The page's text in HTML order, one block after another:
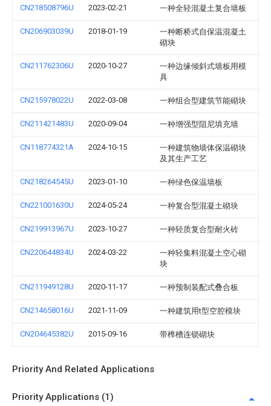
CN218508796U 2023-02-21 一种全轻混凝土复合墙板
CN206903039U 2018-01-19
一种断桥式自保温混凝土
砌块
CN211762306U 2020-10-27
一种边缘倾斜式墙板用模
具
CN215978022U 2022-03-08 一种组合型建筑节能砌块
CN211421483U 2020-09-04 一种增强型阻尼填充墙
CN118774321A 2024-10-15
一种建筑物墙体保温砌块
及其生产工艺
CN218264545U 2023-01-10 一种绿色保温墙板
CN221001630U 2024-05-24 一种复合型混凝土砌块
CN219913967U 2023-10-27 一种轻质复合型耐火砖
CN220644834U 2024-03-22
一种轻集料混凝土空心砌
块
CN211949128U 2020-11-17 一种预制装配式叠合板
CN214658016U 2021-11-09 一种建筑用t型空腔模块
CN204645382U 2015-09-16 带榫槽连锁砌块
Priority And Related Applications
Priority Applications (1)